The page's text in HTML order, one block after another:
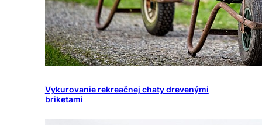
Vykurovanie rekreačnej chaty drevenými
briketami